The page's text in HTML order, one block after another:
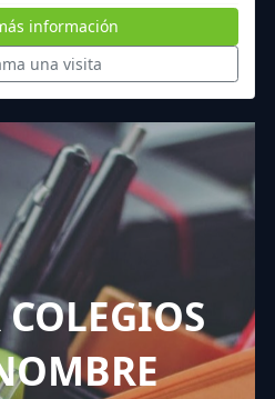
información
una visita